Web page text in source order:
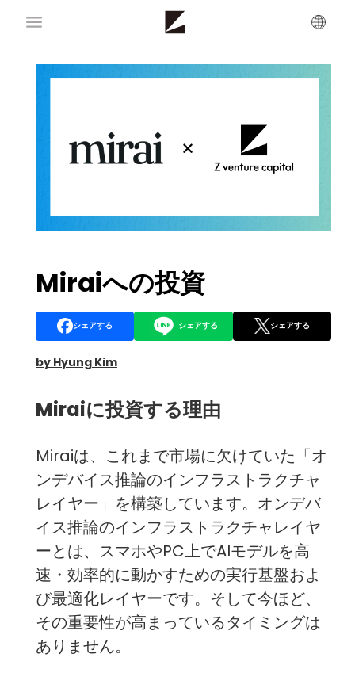
Miraiへの投資
シェアする シェアする シェアする
by Hyung Kim
Miraiに投資する理由
Miraiは、これまで市場に欠けていた「オ
ンデバイス推論のインフラストラクチャ
レイヤー」を構築しています。オンデバ
イス推論のインフラストラクチャレイヤ
ーとは、スマホやPC上でAIモデルを高
速・効率的に動かすための実行基盤およ
び最適化レイヤーです。そして今ほど、
その重要性が高まっているタイミングは
ありません。